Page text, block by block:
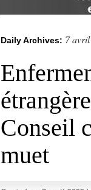
Daily Archives: 7
Conseil
muet